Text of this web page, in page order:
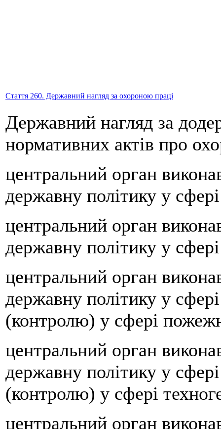
Стаття 260. Державний нагляд за охороною праці
Державний нагляд за
нормативних актів про
центральний орган
державну політику у
центральний орган
державну політику у
центральний орган
державну політику у
(контролю) у сфері
центральний орган
державну політику у
(контролю) у сфері
центральний орган